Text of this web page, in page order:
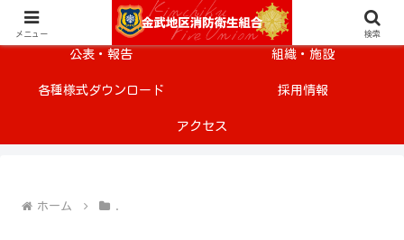
メニュー 安全・安心情報
公表・報告 組織・施設
各種様式ダウンロード 採用情報
アクセス
ホーム .
メニュー 検索